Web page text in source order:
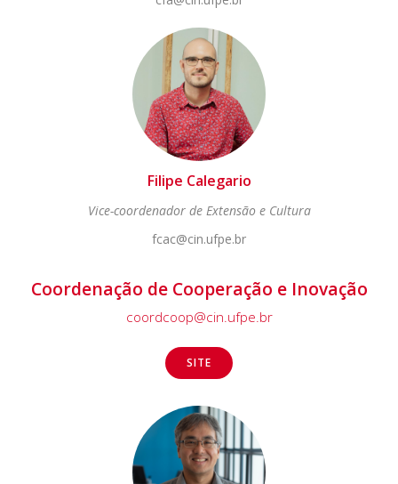
Filipe Calegario
Vice-coordenador de Extensão e Cultura
fcac@cin.ufpe.br
Coordenação de Cooperação e Inovação
coordcoop@cin.ufpe.br
SITE